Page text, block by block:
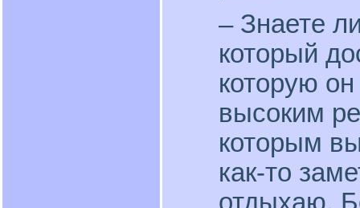
– Знаете
который
которую
высоким
которым
как-то